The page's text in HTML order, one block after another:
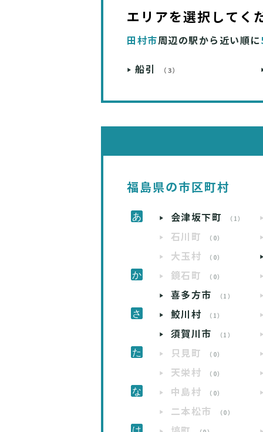
エリアを選択してく
田村市周辺の駅から近い順に
船引 （3）
福島県の市区町村
会津坂下町 （1）
石川町 （0）
大玉村 （0）
鏡石町 （0）
喜多方市 （1）
鮫川村 （1）
須賀川市 （1）
只見町 （0）
天栄村 （0）
中島村 （0）
二本松市 （0）